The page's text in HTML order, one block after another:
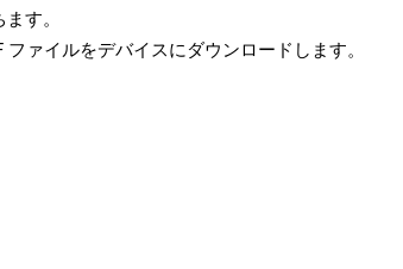
す。
ァイルをデバイスにダウンロードします。